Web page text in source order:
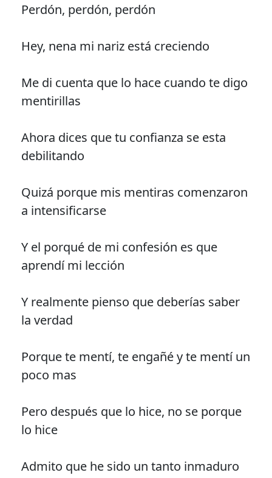
Perdón, perdón, perdón
Hey, nena mi nariz está creciendo
Me di cuenta que lo hace cuando te digo
mentirillas
Ahora dices que tu confianza se esta
debilitando
Quizá porque mis mentiras comenzaron
a intensificarse
Y el porqué de mi confesión es que
aprendí mi lección
Y realmente pienso que deberías saber
la verdad
Porque te mentí, te engañé y te mentí un
poco mas
Pero después que lo hice, no se porque
lo hice
Admito que he sido un tanto inmaduro